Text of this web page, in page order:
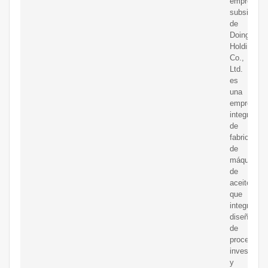
de
Doing
Holdings
Co.,
Ltd.
es
una
empresa
integral
de
fabricación
de
máquinas
de
aceite
que
integra
diseño
de
procesos,
y